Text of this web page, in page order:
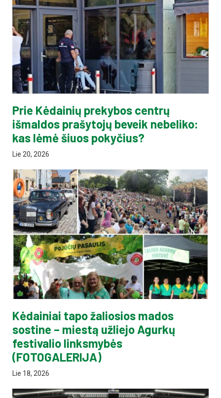
Prie Kėdainių prekybos centrų
išmaldos prašytojų beveik nebeliko:
kas lėmė šiuos pokyčius?
Lie 20, 2026
Kėdainiai tapo žaliosios mados
sostine – miestą užliejo Agurkų
festivalio linksmybės
(FOTOGALERIJA)
Lie 18, 2026